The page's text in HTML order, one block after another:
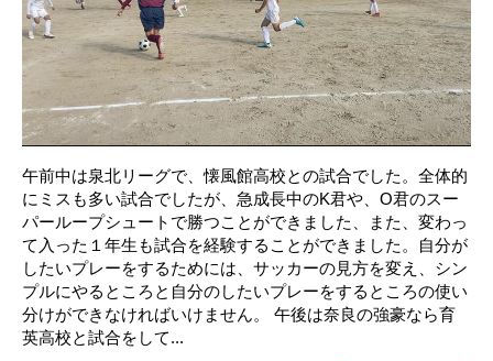
午前中は泉北リーグで、懐風館高校との試合でした。全体的
にミスも多い試合でしたが、急成長中のK君や、O君のスー
パーループシュートで勝つことができました、また、変わっ
て入った１年生も試合を経験することができました。自分が
したいプレーをするためには、サッカーの見方を変え、シン
プルにやるところと自分のしたいプレーをするところの使い
分けができなければいけません。 午後は奈良の強豪なら育
英高校と試合をして...